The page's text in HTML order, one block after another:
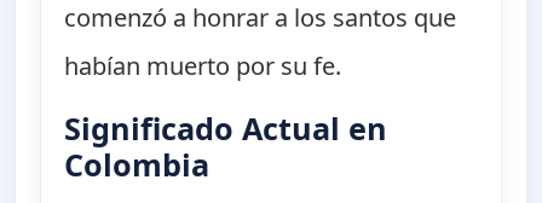
comenzó a honrar a los santos que
habían muerto por su fe.
Significado Actual en
Colombia